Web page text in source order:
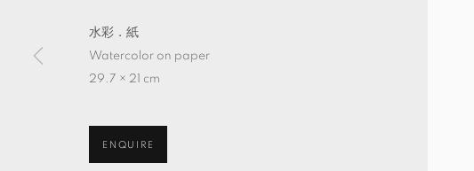
水彩．紙
Watercolor on paper
29.7 × 21 cm
ENQUIRE